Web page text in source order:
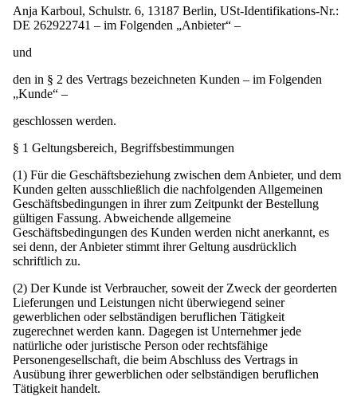
Anja Karboul, Schulstr. 6, 13187 Berlin, USt-Identifikations-Nr.:
DE 262922741 – im Folgenden „Anbieter“ –
und
den in § 2 des Vertrags bezeichneten Kunden – im Folgenden
„Kunde“ –
geschlossen werden.
§ 1 Geltungsbereich, Begriffsbestimmungen
(1) Für die Geschäftsbeziehung zwischen dem Anbieter, und dem
Kunden gelten ausschließlich die nachfolgenden Allgemeinen
Geschäftsbedingungen in ihrer zum Zeitpunkt der Bestellung
gültigen Fassung. Abweichende allgemeine
Geschäftsbedingungen des Kunden werden nicht anerkannt, es
sei denn, der Anbieter stimmt ihrer Geltung ausdrücklich
schriftlich zu.
(2) Der Kunde ist Verbraucher, soweit der Zweck der georderten
Lieferungen und Leistungen nicht überwiegend seiner
gewerblichen oder selbständigen beruflichen Tätigkeit
zugerechnet werden kann. Dagegen ist Unternehmer jede
natürliche oder juristische Person oder rechtsfähige
Personengesellschaft, die beim Abschluss des Vertrags in
Ausübung ihrer gewerblichen oder selbständigen beruflichen
Tätigkeit handelt.